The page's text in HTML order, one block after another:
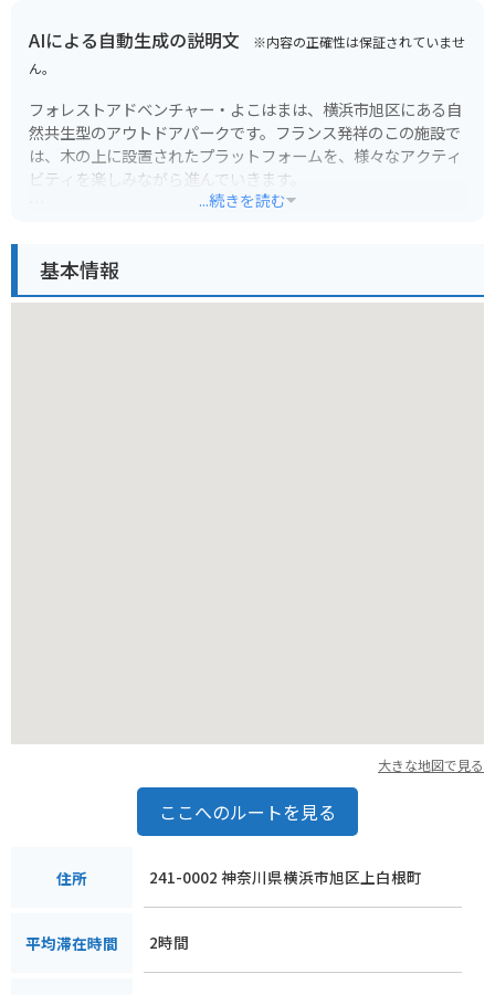
AIによる自動生成の説明文 ※内容の正確性は保証されていませ
ん。
フォレストアドベンチャー・よこはまは、横浜市旭区にある自
然共生型のアウトドアパークです。フランス発祥のこの施設で
は、木の上に設置されたプラットフォームを、様々なアクティ
ビティを楽しみながら進んでいきます。
となっているので、家族連れにもおすすめです。
...続きを読む
基本情報
大きな地図で見る
ここへのルートを見る
住所 241-0002 神奈川県横浜市旭区上白根町
平均滞在時間 2時間